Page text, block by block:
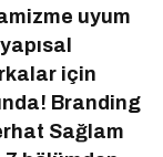
uyum
için
Branding
Sağlam